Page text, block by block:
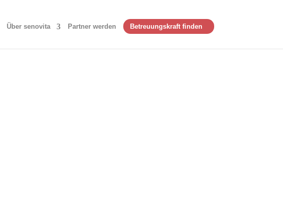
Über senovita Partner werden Betreuungskraft finden